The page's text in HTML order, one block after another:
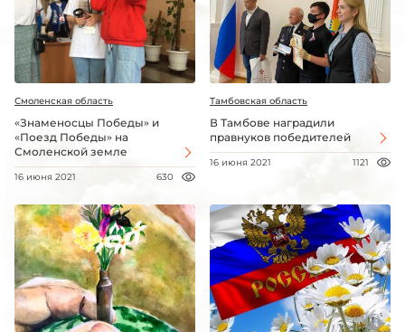
Смоленская область
«Знаменосцы Победы» и
«Поезд Победы» на
Смоленской земле
16 июня 2021 630
Тамбовская область
В Тамбове наградили
правнуков победителей
16 июня 2021 1121